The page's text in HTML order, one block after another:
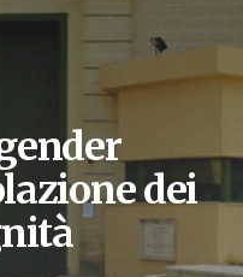
dei